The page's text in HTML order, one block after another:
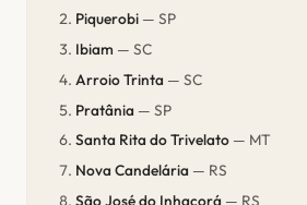
Piquerobi — SP
Ibiam — SC
Arroio Trinta — SC
Pratânia — SP
Santa Rita do Trivelato — MT
Nova Candelária — RS
São José do Inhacorá — RS